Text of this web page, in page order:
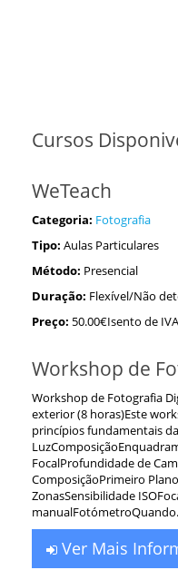
Cursos
WeTeach
Categoria: Fotografia
Tipo: Aulas Particulares
Método: Presencial
Duração: Flexível/Não
Preço: 50.00€Isento de IVA
Workshop de
Workshop de Fotografia
exterior (8 horas)Este
princípios fundamentais
FocalProfundidade de
ComposiçãoPrimeiro
ZonasSensibilidade
Ver Mais